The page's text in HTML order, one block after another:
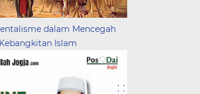
dalam Mencegah
Kebangkitan Islam